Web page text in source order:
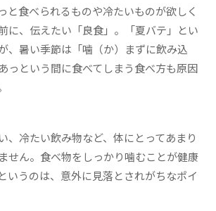
と食べられるものや冷たいものが欲しく
に、伝えたい「良食」。「夏バテ」とい
、暑い季節は「噛（か）まずに飲み込
っという間に食べてしまう食べ方も原因
、冷たい飲み物など、体にとってあまり
せん。食べ物をしっかり噛むことが健康
いうのは、意外に見落とされがちなポイ